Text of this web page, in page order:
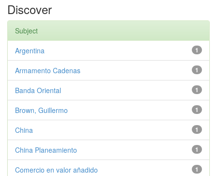
Discover
Subject
1
Argentina
1
Armamento Cadenas
1
Banda Oriental
1
Brown, Guillermo
1
China
1
China Planeamiento
1
Comercio en valor añadido